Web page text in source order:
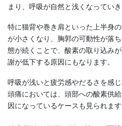
まり、呼吸が自然と浅くなっていき
特に猫背や巻き肩といった上半身
が小さくなり、胸郭の可動性が落
態が続くことで、酸素の取り込み
謝が低下する原因にもなります。
呼吸が浅いと疲労感やだるさを感
頭痛においては、頭部への酸素供
因になっているケースも見られます